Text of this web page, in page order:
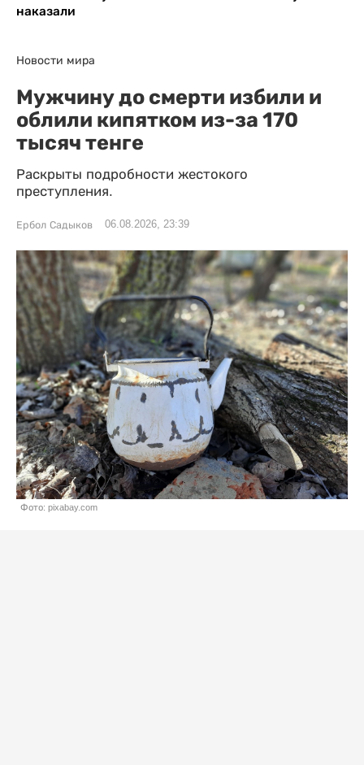
наказали
Новости мира
Мужчину до смерти избили и
облили кипятком из-за 170
тысяч тенге
Раскрыты подробности жестокого
преступления.
Ербол Садыков 06.08.2026, 23:39
Фото: pixabay.com